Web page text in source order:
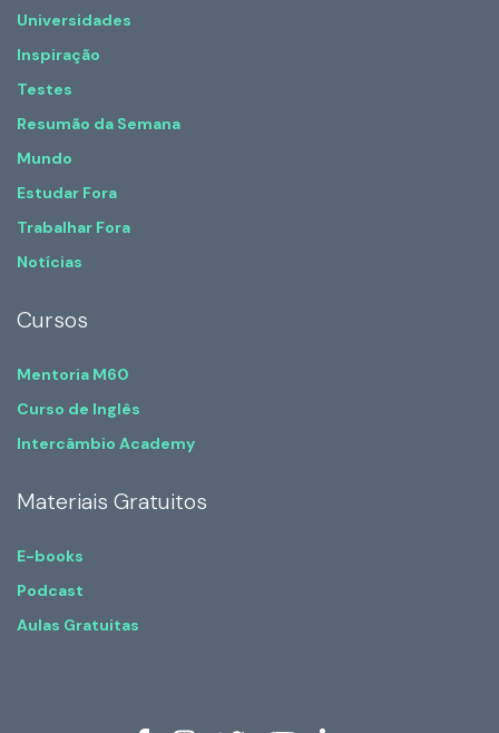
Universidades
Inspiração
Testes
Resumão da Semana
Mundo
Estudar Fora
Trabalhar Fora
Notícias
Cursos
Mentoria M60
Curso de Inglês
Intercâmbio Academy
Materiais Gratuitos
E-books
Podcast
Aulas Gratuitas